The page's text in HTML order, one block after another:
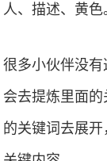
人、描述、黄色
很多小伙伴没
会去提炼里面
的关键词去展